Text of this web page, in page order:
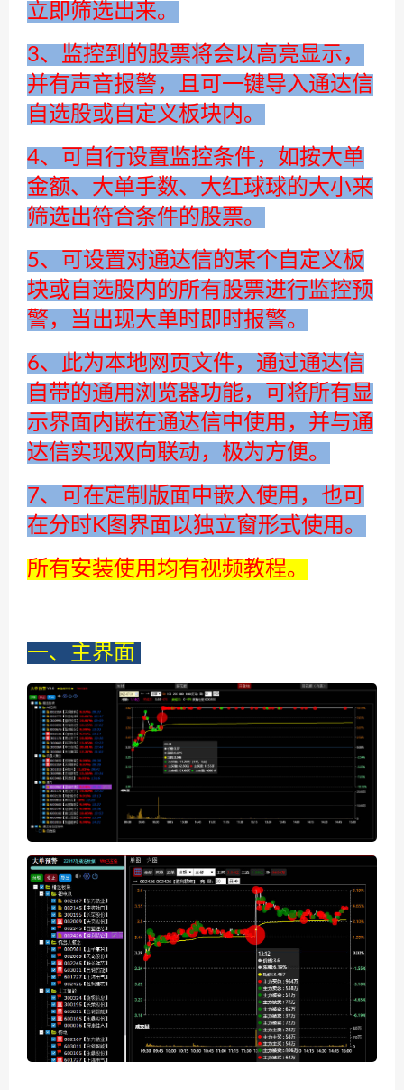
立即筛选出来。
3、监控到的股票将会以高亮显示，
并有声音报警，且可一键导入通达信
自选股或自定义板块内。
4、可自行设置监控条件，如按大单
金额、大单手数、大红球球的大小来
筛选出符合条件的股票。
5、可设置对通达信的某个自定义板
块或自选股内的所有股票进行监控预
警，当出现大单时即时报警。
6、此为本地网页文件，通过通达信
自带的通用浏览器功能，可将所有显
示界面内嵌在通达信中使用，并与通
达信实现双向联动，极为方便。
7、可在定制版面中嵌入使用，也可
在分时K图界面以独立窗形式使用。
所有安装使用均有视频教程。
一、主界面